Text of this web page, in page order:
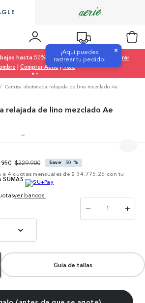
¡Aquí puedes
rastrear tu pedido!
×
hasta 50% OFF |Comprar Mujer|
Comprar
| Comprar Aerie|T&C
Camisa abotonada relajada de lino mezclado Ae
relajada de lino mezclado Ae
950 $229.900 Save 50 %
a 4 cuotas mensuales de $ 34.775,25 con tu
ver bancos.
＋
－
Guía de tallas